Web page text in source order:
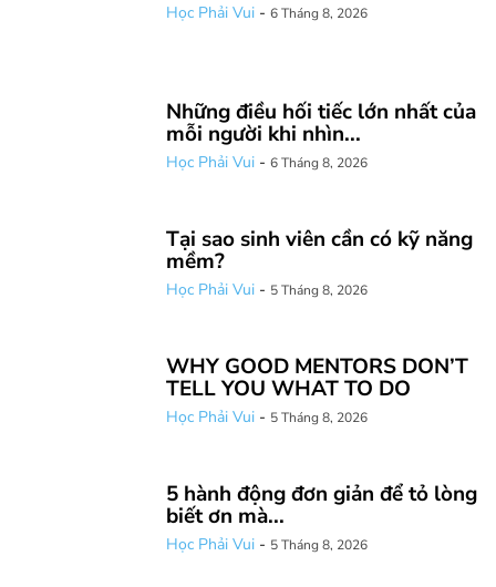
Học Phải Vui - 6 Tháng 8, 2026
Những điều hối tiếc lớn nhất của
mỗi người khi nhìn...
Học Phải Vui - 6 Tháng 8, 2026
Tại sao sinh viên cần có kỹ năng
mềm?
Học Phải Vui - 5 Tháng 8, 2026
WHY GOOD MENTORS DON’T
TELL YOU WHAT TO DO
Học Phải Vui - 5 Tháng 8, 2026
5 hành động đơn giản để tỏ lòng
biết ơn mà...
Học Phải Vui - 5 Tháng 8, 2026